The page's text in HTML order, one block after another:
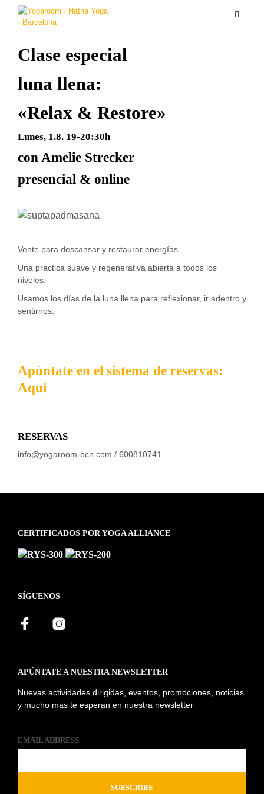
Clase especial
luna llena:
«Relax & Restore»
Lunes, 1.8. 19-20:30h
con Amelie Strecker
presencial & online
Vente para descansar y restaurar energías.
Una práctica suave y regenerativa abierta a todos los
niveles.
Usamos los días de la luna llena para reflexionar, ir adentro y
sentirnos.
Apúntate en el sistema de reservas:
Aquí
RESERVAS
info@yogaroom-bcn.com / 600810741
CERTIFICADOS POR YOGA ALLIANCE
SÍGUENOS
APÚNTATE A NUESTRA NEWSLETTER
Nuevas actividades dirigidas, eventos, promociones, noticias
y mucho más te esperan en nuestra newsletter
EMAIL ADDRESS